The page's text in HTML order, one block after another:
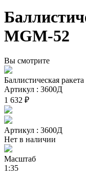
MGM-52
Вы смотрите
Баллистическая
Артикул : 3600Д
1 632 ₽
Артикул : 3600Д
Нет в наличии
Масштаб
1:35